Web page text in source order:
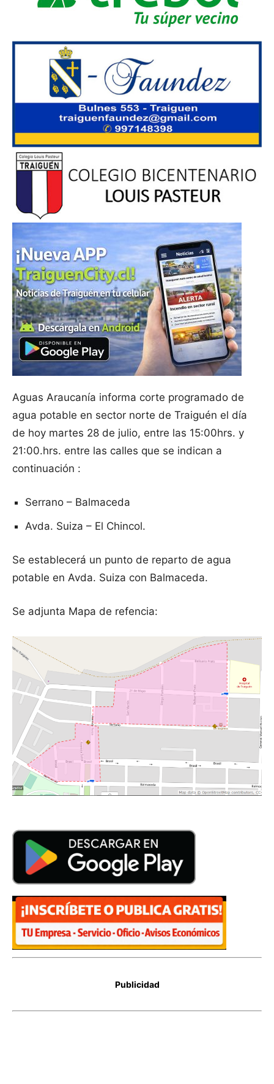
Aguas Araucanía informa corte programado de
agua potable en sector norte de Traiguén el día
de hoy martes 28 de julio, entre las 15:00hrs. y
21:00.hrs. entre las calles que se indican a
continuación :
Serrano – Balmaceda
Avda. Suiza – El Chincol.
Se establecerá un punto de reparto de agua
potable en Avda. Suiza con Balmaceda.
Se adjunta Mapa de refencia:
Publicidad